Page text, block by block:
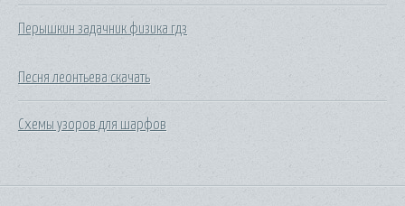
Перышкин задачник физика гдз
Песня леонтьева скачать
Схемы узоров для шарфов